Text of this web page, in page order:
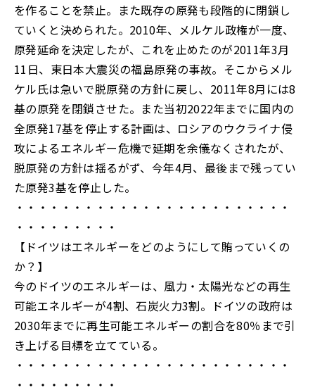
を作ることを禁止。また既存の原発も段階的に閉鎖し
ていくと決められた。2010年、メルケル政権が一度、
原発延命を決定したが、これを止めたのが2011年3月
11日、東日本大震災の福島原発の事故。そこからメル
ケル氏は急いで脱原発の方針に戻し、2011年8月には8
基の原発を閉鎖させた。また当初2022年までに国内の
全原発17基を停止する計画は、ロシアのウクライナ侵
攻によるエネルギー危機で延期を余儀なくされたが、
脱原発の方針は揺るがず、今年4月、最後まで残ってい
た原発3基を停止した。
・・・・・・・・・・・・・・・・・・・・・・・・
・・・・・・・・・
【ドイツはエネルギーをどのようにして賄っていくの
か？】
今のドイツのエネルギーは、風力・太陽光などの再生
可能エネルギーが4割、石炭火力3割。ドイツの政府は
2030年までに再生可能エネルギーの割合を80％まで引
き上げる目標を立てている。
・・・・・・・・・・・・・・・・・・・・・・・・
・・・・・・・・・